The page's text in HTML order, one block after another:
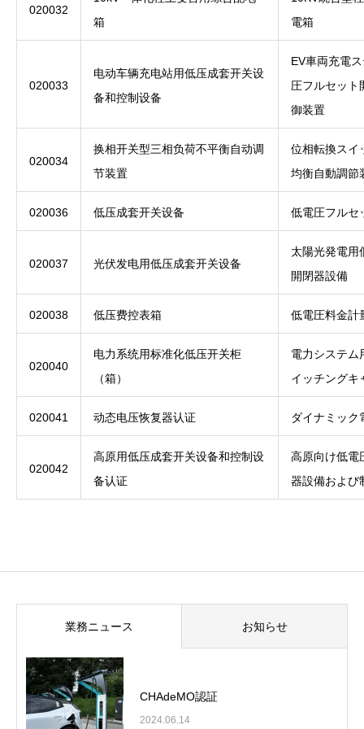
020032
箱
電箱
020033
电动车辆充电站用低压成套开关设
备和控制设备
EV車両充電
圧フルセット
御装置
020034
换相开关型三相负荷不平衡自动调
节装置
位相転換スイ
均衡自動調節
020036 低压成套开关设备 低電圧フルセ
020037 光伏发电用低压成套开关设备
太陽光発電用
開閉器設備
020038 低压费控表箱 低電圧料金計
020040
电力系统用标准化低压开关柜
（箱）
電力システム
イッチングキ
020041 动态电压恢复器认证 ダイナミック
020042
高原用低压成套开关设备和控制设
备认证
高原向け低電
器設備および
業務ニュース お知らせ
CHAdeMO認証
2024.06.14